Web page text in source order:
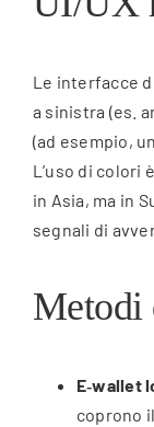
Le interfacce
a sinistra (es.
(ad esempio,
L’uso di colori
in Asia, ma in
segnali di
Metodi
E‑wallet
coprono